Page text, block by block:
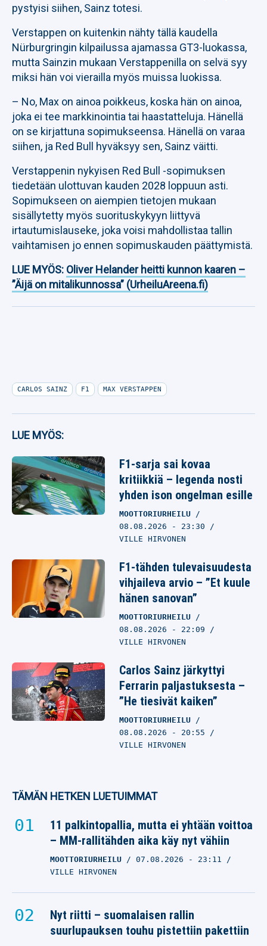
pystyisi siihen, Sainz totesi.
Verstappen on kuitenkin nähty tällä kaudella
Nürburgringin kilpailussa ajamassa GT3-luokassa,
mutta Sainzin mukaan Verstappenilla on selvä syy
miksi hän voi vierailla myös muissa luokissa.
– No, Max on ainoa poikkeus, koska hän on ainoa,
joka ei tee markkinointia tai haastatteluja. Hänellä
on se kirjattuna sopimukseensa. Hänellä on varaa
siihen, ja Red Bull hyväksyy sen, Sainz väitti.
Verstappenin nykyisen Red Bull -sopimuksen
tiedetään ulottuvan kauden 2028 loppuun asti.
Sopimukseen on aiempien tietojen mukaan
sisällytetty myös suorituskykyyn liittyvä
irtautumislauseke, joka voisi mahdollistaa tallin
vaihtamisen jo ennen sopimuskauden päättymistä.
LUE MYÖS: Oliver Helander heitti kunnon kaaren –
”Äijä on mitalikunnossa” (UrheiluAreena.fi)
CARLOS SAINZ F1 MAX VERSTAPPEN
LUE MYÖS:
F1-sarja sai kovaa
kritiikkiä – legenda nosti
yhden ison ongelman esille
MOOTTORIURHEILU
08.08.2026 - 23:30
VILLE HIRVONEN
F1-tähden tulevaisuudesta
vihjaileva arvio – ”Et kuule
hänen sanovan”
MOOTTORIURHEILU
08.08.2026 - 22:09
VILLE HIRVONEN
Carlos Sainz järkyttyi
Ferrarin paljastuksesta –
”He tiesivät kaiken”
MOOTTORIURHEILU
08.08.2026 - 20:55
VILLE HIRVONEN
TÄMÄN HETKEN LUETUIMMAT
11 palkintopallia, mutta ei yhtään voittoa
– MM-rallitähden aika käy nyt vähiin
MOOTTORIURHEILU 07.08.2026 - 23:11
VILLE HIRVONEN
Nyt riitti – suomalaisen rallin
suurlupauksen touhu pistettiin pakettiin